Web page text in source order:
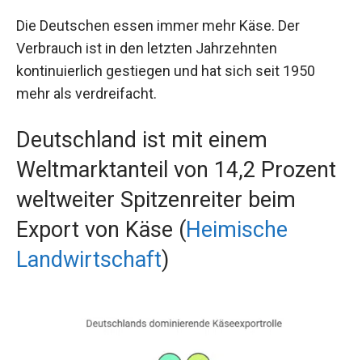
Die Deutschen essen immer mehr Käse. Der
Verbrauch ist in den letzten Jahrzehnten
kontinuierlich gestiegen und hat sich seit 1950
mehr als verdreifacht.
Deutschland ist mit einem
Weltmarktanteil von 14,2 Prozent
weltweiter Spitzenreiter beim
Export von Käse (Heimische
Landwirtschaft)